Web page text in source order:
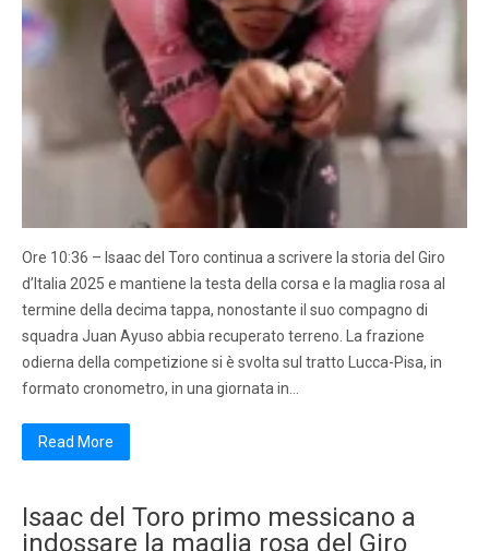
Ore 10:36 – Isaac del Toro continua a scrivere la storia del Giro
d’Italia 2025 e mantiene la testa della corsa e la maglia rosa al
termine della decima tappa, nonostante il suo compagno di
squadra Juan Ayuso abbia recuperato terreno. La frazione
odierna della competizione si è svolta sul tratto Lucca-Pisa, in
formato cronometro, in una giornata in…
Read More
Isaac del Toro primo messicano a
indossare la maglia rosa del Giro